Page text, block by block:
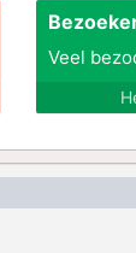
Veel